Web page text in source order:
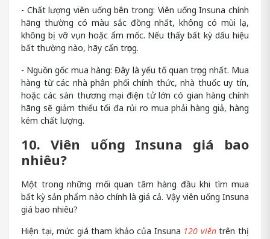
- Chất lượng viên uống bên trong: Viên uống Insuna chính
hãng thường có màu sắc đồng nhất, không có mùi lạ,
không bị vỡ vụn hoặc ẩm mốc. Nếu thấy bất kỳ dấu hiệu
bất thường nào, hãy cẩn trọng.
- Nguồn gốc mua hàng: Đây là yếu tố quan trọng nhất. Mua
hàng từ các nhà phân phối chính thức, nhà thuốc uy tín,
hoặc các sàn thương mại điện tử lớn có gian hàng chính
hãng sẽ giảm thiểu tối đa rủi ro mua phải hàng giả, hàng
kém chất lượng.
10. Viên uống Insuna giá bao
nhiêu?
Một trong những mối quan tâm hàng đầu khi tìm mua
bất kỳ sản phẩm nào chính là giá cả. Vậy viên uống Insuna
giá bao nhiêu?
Hiện tại, mức giá tham khảo của Insuna 120 viêntrên thị